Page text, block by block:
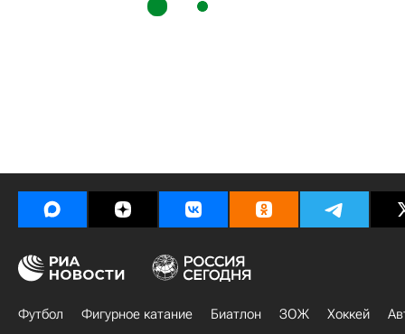
Футбол Фигурное катание Биатлон ЗОЖ Хоккей